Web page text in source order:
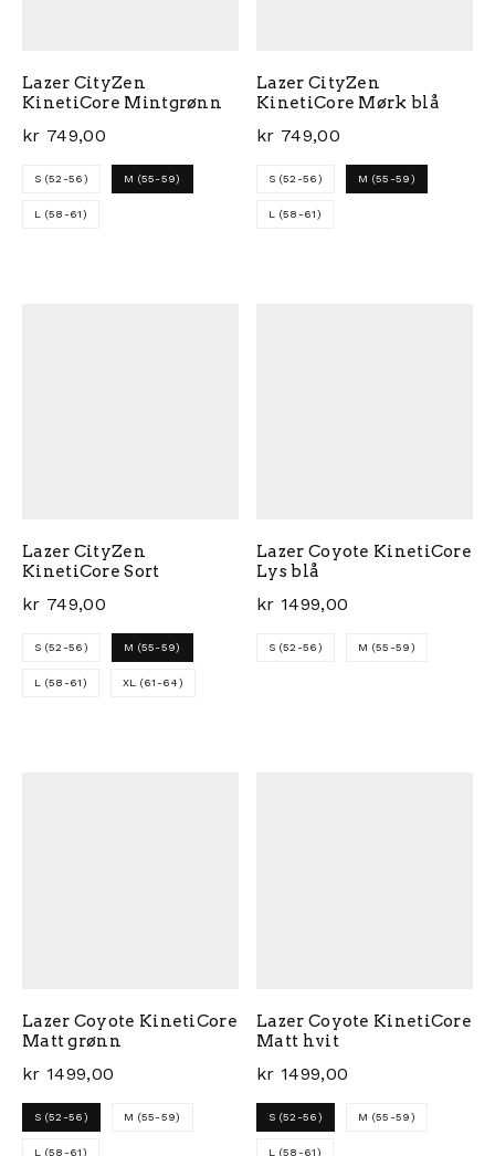
Lazer CityZen
KinetiCore Mintgrønn
kr 749,00
S (52-56) M (55-59)
L (58-61)
Lazer CityZen
KinetiCore Mørk blå
kr 749,00
S (52-56) M (55-59)
L (58-61)
Lazer CityZen
KinetiCore Sort
kr 749,00
S (52-56) M (55-59)
L (58-61) XL (61-64)
Lazer Coyote KinetiCore
Lys blå
kr 1499,00
S (52-56) M (55-59)
Lazer Coyote KinetiCore
Matt grønn
kr 1499,00
S (52-56) M (55-59)
L (58-61)
Lazer Coyote KinetiCore
Matt hvit
kr 1499,00
S (52-56) M (55-59)
L (58-61)